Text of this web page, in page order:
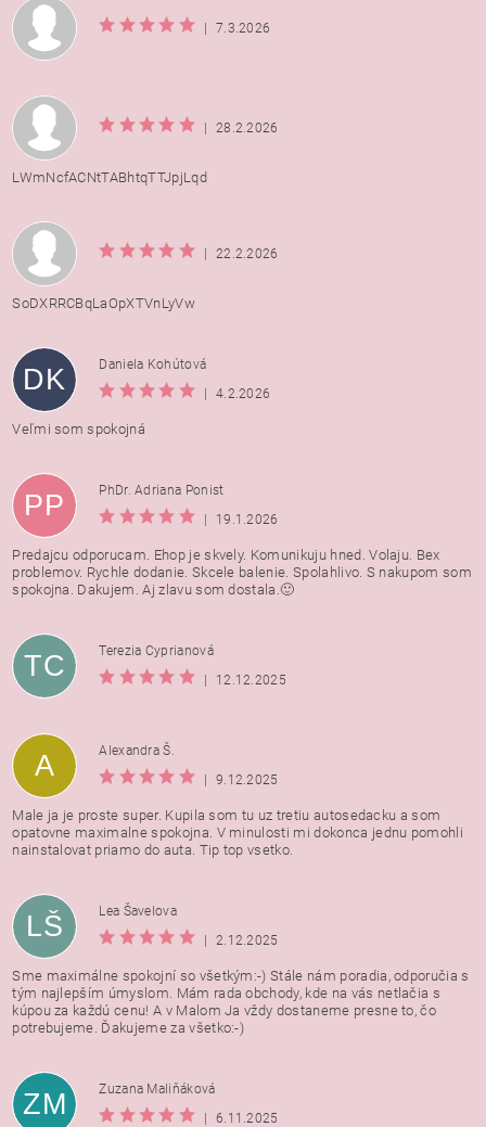
| 7.3.2026
| 28.2.2026
LWmNcfACNtTABhtqTTJpjLqd
| 22.2.2026
SoDXRRCBqLaOpXTVnLyVw
DK
Daniela Kohútová
|
4.2.2026
Veľmi som spokojná
PP
PhDr. Adriana Ponist
|
19.1.2026
Predajcu odporucam. Ehop je skvely. Komunikuju hned. Volaju. Bex
problemov. Rychle dodanie. Skcele balenie. Spolahlivo. S nakupom som
spokojna. Dakujem. Aj zlavu som dostala.🙂
TC
Terezia Cyprianová
|
12.12.2025
A
Alexandra Š.
|
9.12.2025
Male ja je proste super. Kupila som tu uz tretiu autosedacku a som
opatovne maximalne spokojna. V minulosti mi dokonca jednu pomohli
nainstalovat priamo do auta. Tip top vsetko.
LŠ
Lea Šavelova
|
2.12.2025
Sme maximálne spokojní so všetkým:-) Stále nám poradia, odporučia s
tým najlepším úmyslom. Mám rada obchody, kde na vás netlačia s
kúpou za každú cenu! A v Malom Ja vždy dostaneme presne to, čo
potrebujeme. Ďakujeme za všetko:-)
ZM
Zuzana Maliňáková
|
6.11.2025